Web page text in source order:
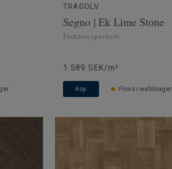
TRÄGOLV
Segno | Ek Lime Stone
Fiskbensparkett
1 589 SEK/m²
Köp Finns i webblager